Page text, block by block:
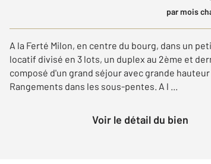
par mois
A la Ferté Milon, en centre du bourg, dans un
locatif divisé en 3 lots, un duplex au 2ème et
composé d'un grand séjour avec grande
Rangements dans les sous-pentes. A l ...
Voir le détail du bien